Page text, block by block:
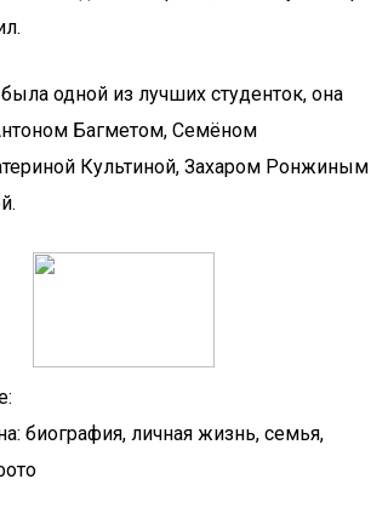
одной из лучших студенток, она
Багметом, Семёном
Культиной, Захаром Ронжиным
биография, личная жизнь, семья,